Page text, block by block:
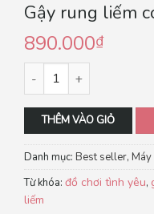
Gậy rung liếm
890.000₫
THÊM VÀO GIỎ
Danh mục: Best seller, Máy
Từ khóa: đồ chơi tình yêu,
liếm